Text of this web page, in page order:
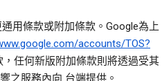
用條款或附加條款。Google為上
accounts/TOS?
任何新版附加條款則將透過受其
之服務內向 台端提供。